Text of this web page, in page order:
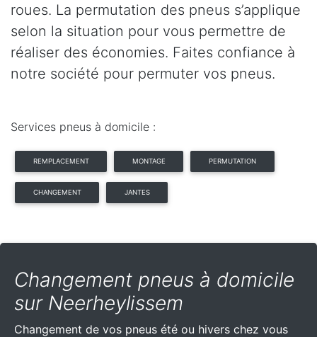
roues. La permutation des pneus s’applique
selon la situation pour vous permettre de
réaliser des économies. Faites confiance à
notre société pour permuter vos pneus.
Services pneus à domicile :
REMPLACEMENT MONTAGE PERMUTATION
CHANGEMENT JANTES
Changement pneus à domicile
sur Neerheylissem
Changement de vos pneus été ou hivers chez vous